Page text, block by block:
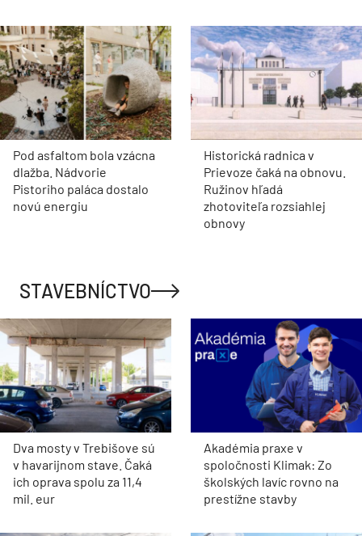
Pod asfaltom bola vzácna
dlažba. Nádvorie
Pistoriho paláca dostalo
novú energiu
Historická radnica v
Prievoze čaká na obnovu.
Ružinov hľadá
zhotoviteľa rozsiahlej
obnovy
STAVEBNÍCTVO
Dva mosty v Trebišove sú
v havarijnom stave. Čaká
ich oprava spolu za 11,4
mil. eur
Akadémia praxe v
spoločnosti Klimak: Zo
školských lavíc rovno na
prestížne stavby